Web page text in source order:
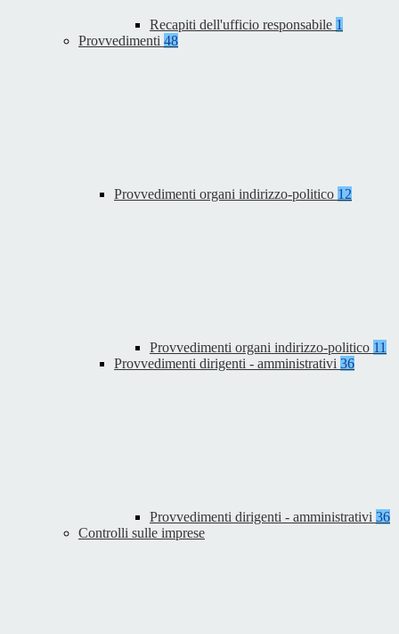
Recapiti dell'ufficio responsabile 1
Provvedimenti 48
Provvedimenti organi indirizzo-politico 12
Provvedimenti organi indirizzo-politico 11
Provvedimenti dirigenti - amministrativi 36
Provvedimenti dirigenti - amministrativi 36
Controlli sulle imprese